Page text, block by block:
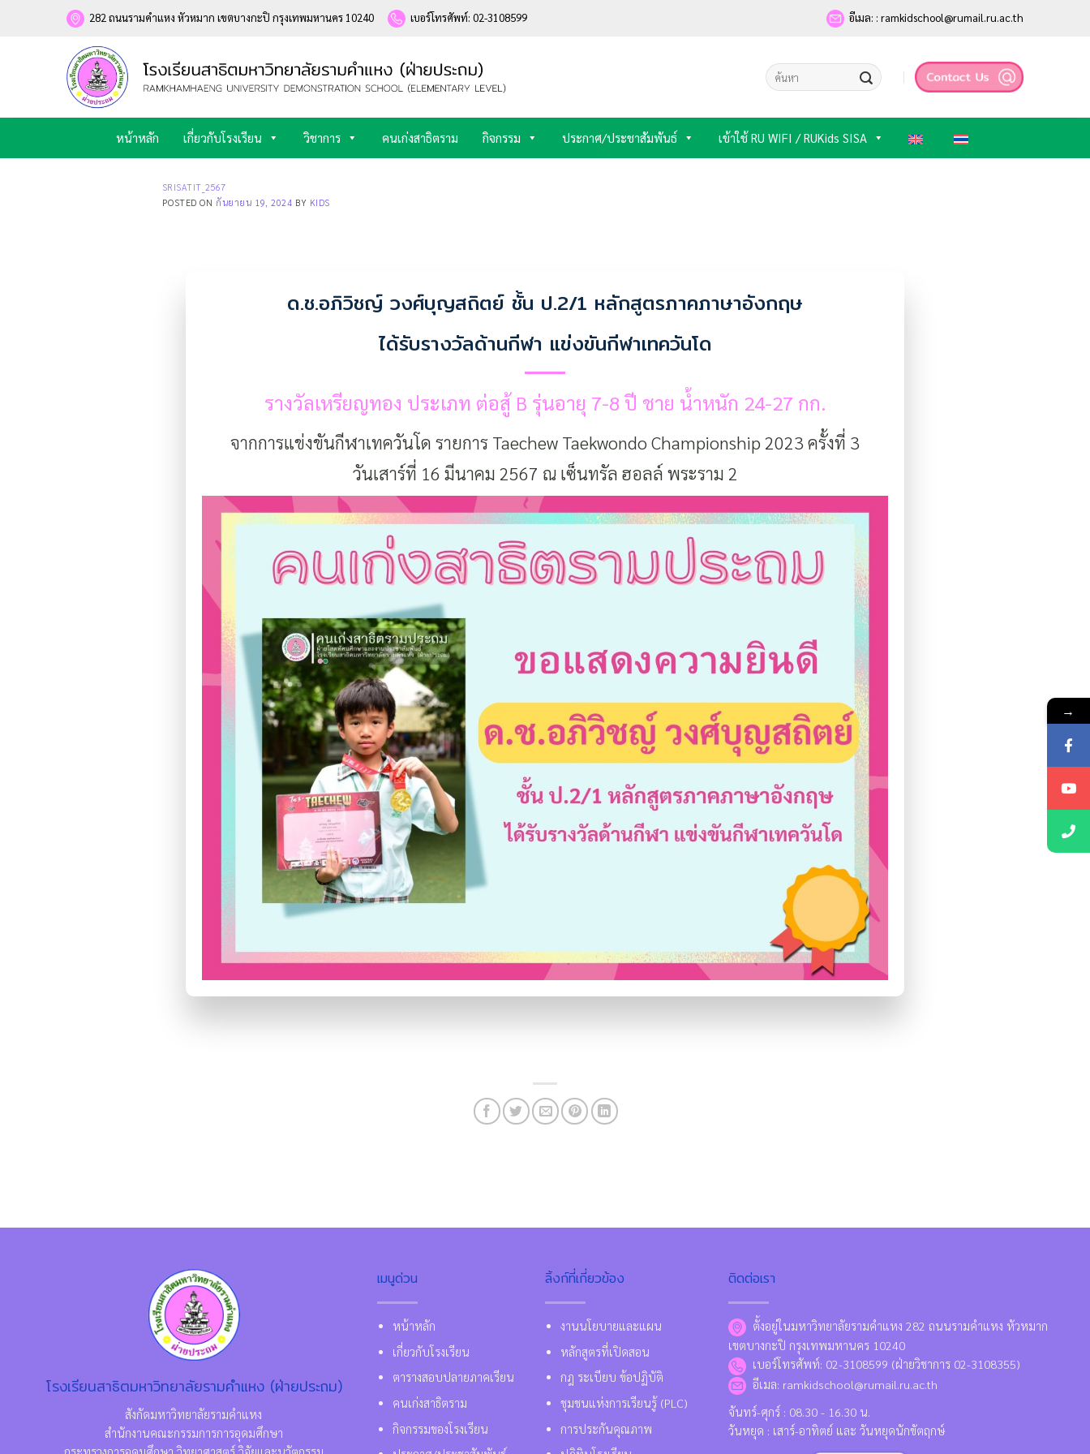
282 ถนนรามคำแหง หัวหมาก เขตบางกะปิ กรุงเทพมหานคร 10240 เบอร์โทรศัพท์: 02-3108599 อีเมล: : ramkidschool@rumail.ru.ac.th
หน้าหลัก เกี่ยวกับโรงเรียน วิชาการ คนเก่งสาธิตราม กิจกรรม ประกาศ/ประชาสัมพันธ์ เข้าใช้ RU WIFI / RUKids SISA
SRISATIT_2567
POSTED ON กันยายน 19, 2024 BY KIDS
ด.ช.อภิวิชญ์ วงศ์บุญสถิตย์ ชั้น ป.2/1 หลักสูตรภาคภาษาอังกฤษ
ได้รับรางวัลด้านกีฬา แข่งขันกีฬาเทควันโด
รางวัลเหรียญทอง ประเภท ต่อสู้ B รุ่นอายุ 7-8 ปี ชาย น้ำหนัก 24-27 กก.
จากการแข่งขันกีฬาเทควันโด รายการ Taechew Taekwondo Championship 2023 ครั้งที่ 3
วันเสาร์ที่ 16 มีนาคม 2567 ณ เซ็นทรัล ฮอลล์ พระราม 2
โรงเรียนสาธิตมหาวิทยาลัยรามคำแหง (ฝ่ายประถม)
สังกัดมหาวิทยาลัยรามคำแหง
สำนักงานคณะกรรมการการอุดมศึกษา
เมนูด่วน
หน้าหลัก
เกี่ยวกับโรงเรียน
ตารางสอบปลายภาคเรียน
คนเก่งสาธิตราม
กิจกรรมของโรงเรียน
ลิ้งก์ที่เกี่ยวข้อง
งานนโยบายและแผน
หลักสูตรที่เปิดสอน
กฎ ระเบียบ ข้อปฏิบัติ
ชุมชนแห่งการเรียนรู้ (PLC)
การประกันคุณภาพ
ติดต่อเรา
ตั้งอยู่ในมหาวิทยาลัยรามคำแหง 282 ถนนรามคำแหง หัวหมาก
เขตบางกะปิ กรุงเทพมหานคร 10240
เบอร์โทรศัพท์: 02-3108599 (ฝ่ายวิชาการ 02-3108355)
อีเมล: ramkidschool@rumail.ru.ac.th
จันทร์-ศุกร์ : 08.30 - 16.30 น.
วันหยุด : เสาร์-อาทิตย์ และ วันหยุดนักขัตฤกษ์
→